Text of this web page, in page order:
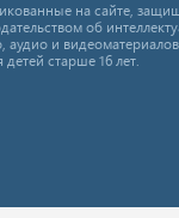
на сайте,
об
и
старше 16 лет.